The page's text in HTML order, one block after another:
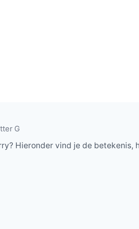
G
Hieronder vind je de betekenis,